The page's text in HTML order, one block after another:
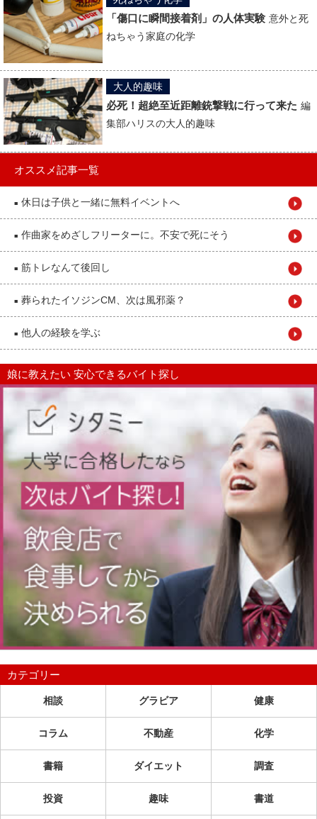
「傷口に瞬間接着剤」の人体実験 意外と死
ねちゃう家庭の化学
大人的趣味
必死！超絶至近距離銃撃戦に行って来た 編
集部ハリスの大人的趣味
オススメ記事一覧
■ 休日は子供と一緒に無料イベントへ
■ 作曲家をめざしフリーターに。不安で死にそう
■ 筋トレなんて後回し
■ 葬られたイソジンCM、次は風邪薬？
■ 他人の経験を学ぶ
娘に教えたい 安心できるバイト探し
カテゴリー
相談 グラビア 健康
コラム 不動産 化学
書籍 ダイエット 調査
投資 趣味 書道